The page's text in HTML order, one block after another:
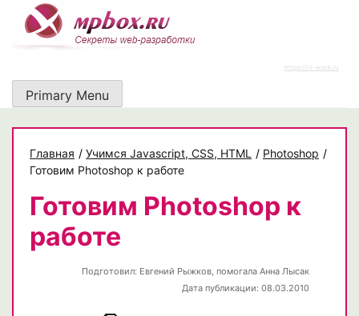
content
https://rz-work.ru
Primary Menu
Главная / Учимся Javascript, CSS, HTML / Photoshop /
Готовим Photoshop к работе
Готовим Photoshop к
работе
Подготовил: Евгений Рыжков, помогала Анна Лысак
Дата публикации: 08.03.2010